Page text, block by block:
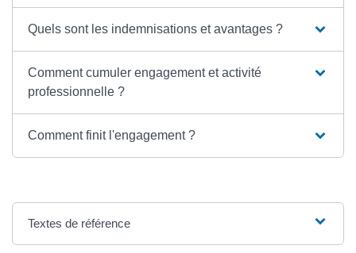
Quels sont les indemnisations et avantages ?
Comment cumuler engagement et activité
professionnelle ?
Comment finit l'engagement ?
Textes de référence